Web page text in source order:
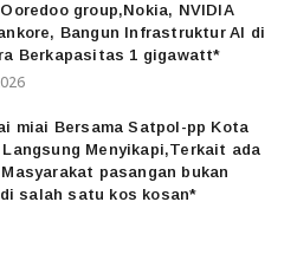
group,Nokia, NVIDIA
Bangun Infrastruktur AI di
Berkapasitas 1 gigawatt*
miai Bersama Satpol-pp Kota
Menyikapi,Terkait ada
pasangan bukan
salah satu kos kosan*